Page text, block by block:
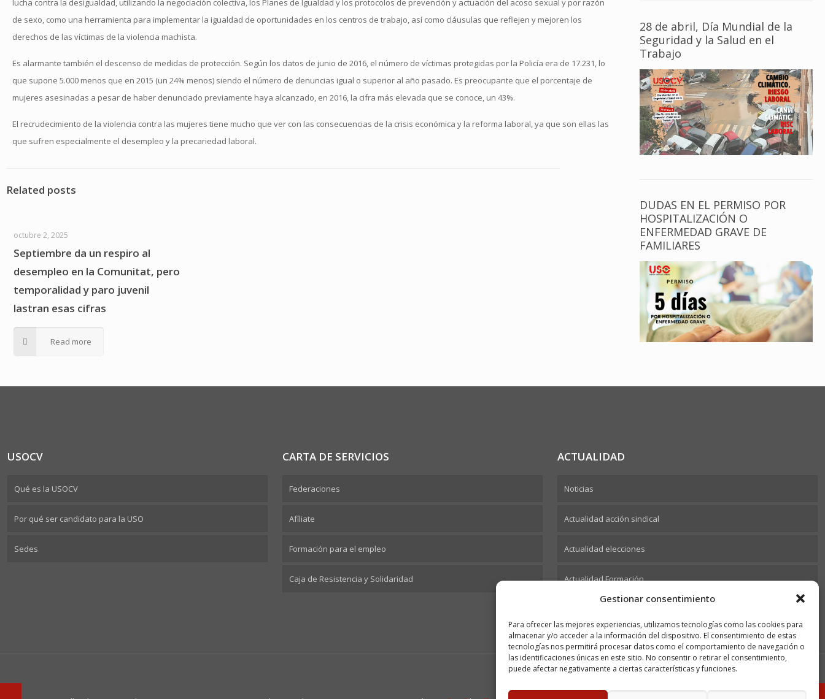
Gestionar consentimiento
Para ofrecer las mejores experiencias, utilizamos tecnologías como las cookies para
almacenar y/o acceder a la información del dispositivo. El consentimiento de estas
tecnologías nos permitirá procesar datos como el comportamiento de navegación o
las identificaciones únicas en este sitio. No consentir o retirar el consentimiento,
puede afectar negativamente a ciertas características y funciones.
lucha contra la desigualdad, utilizando la negociación colectiva, los Planes de Igualdad y los protocolos de prevención y actuación del acoso sexual y por razón
de sexo, como una herramienta para implementar la igualdad de oportunidades en los centros de trabajo, así como cláusulas que reflejen y mejoren los
derechos de las víctimas de la violencia machista.
Es alarmante también el descenso de medidas de protección. Según los datos de junio de 2016, el número de víctimas protegidas por la Policía era de 17.231, lo
que supone 5.000 menos que en 2015 (un 24% menos) siendo el número de denuncias igual o superior al año pasado. Es preocupante que el porcentaje de
mujeres asesinadas a pesar de haber denunciado previamente haya alcanzado, en 2016, la cifra más elevada que se conoce, un 43%.
El recrudecimiento de la violencia contra las mujeres tiene mucho que ver con las consecuencias de la crisis económica y la reforma laboral, ya que son ellas las
que sufren especialmente el desempleo y la precariedad laboral.
Related posts
octubre 2, 2025
Septiembre da un respiro al
desempleo en la Comunitat, pero
temporalidad y paro juvenil
lastran esas cifras
Read more
28 de abril, Día Mundial de la
Seguridad y la Salud en el
Trabajo
DUDAS EN EL PERMISO POR
HOSPITALIZACIÓN O
ENFERMEDAD GRAVE DE
FAMILIARES
USOCV
Qué es la USOCV
Por qué ser candidato para la USO
Sedes
CARTA DE SERVICIOS
Federaciones
Afíliate
Formación para el empleo
Caja de Resistencia y Solidaridad
ACTUALIDAD
Noticias
Actualidad acción sindical
Actualidad elecciones
Actualidad Formación